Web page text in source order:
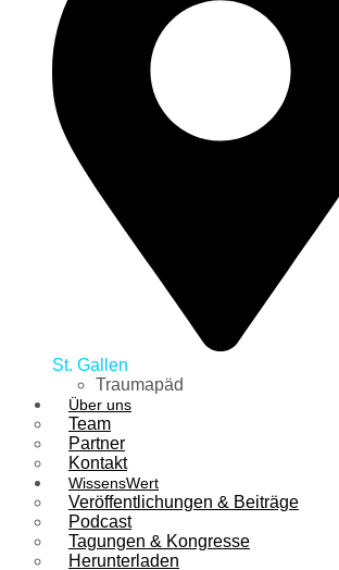
St. Gallen
Traumapäd
Über uns
Team
Partner
Kontakt
WissensWert
Veröffentlichungen & Beiträge
Podcast
Tagungen & Kongresse
Herunterladen